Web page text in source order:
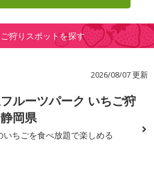
狩りスポットを探す
2026/08/07 更新
ルーツパーク いちご狩
岡県
いちごを食べ放題で楽しめる